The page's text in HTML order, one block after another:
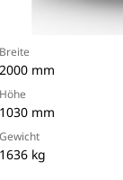
Breite
2000 mm
Höhe
1030 mm
Gewicht
1636 kg